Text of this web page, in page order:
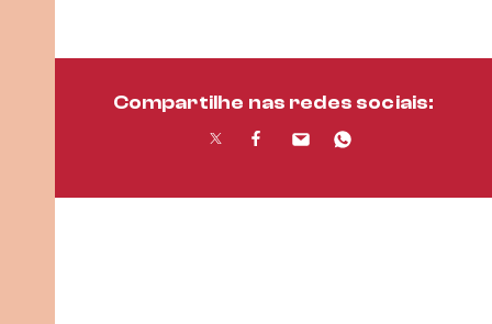
Compartilhe nas redes sociais: